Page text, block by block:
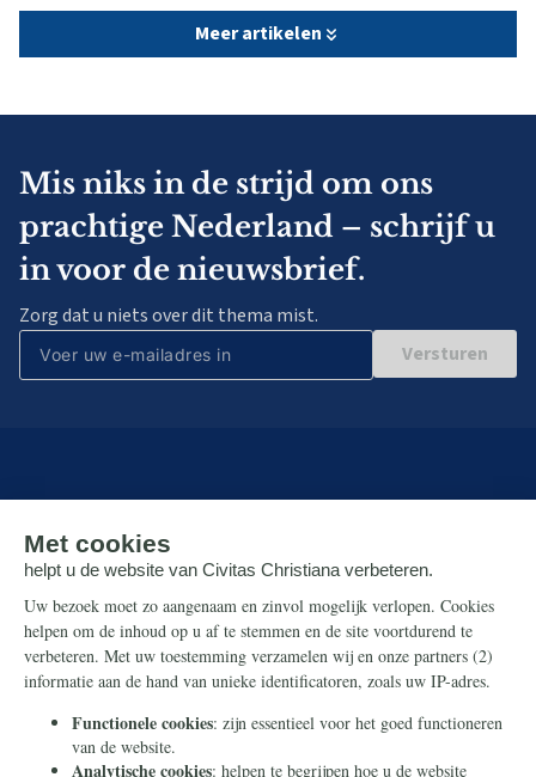
Meer artikelen
Mis niks in de strijd om ons
prachtige Nederland – schrijf u
in voor de nieuwsbrief.
Zorg dat u niets over dit thema mist.
Versturen
Over ons
Wie zijn wij?